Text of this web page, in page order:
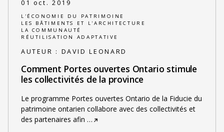
01 oct. 2019
L'ÉCONOMIE DU PATRIMOINE
LES BÂTIMENTS ET L'ARCHITECTURE
LA COMMUNAUTÉ
RÉUTILISATION ADAPTATIVE
AUTEUR : DAVID LEONARD
Comment Portes ouvertes Ontario stimule
les collectivités de la province
Le programme Portes ouvertes Ontario de la Fiducie du
patrimoine ontarien collabore avec des collectivités et
des partenaires afin …